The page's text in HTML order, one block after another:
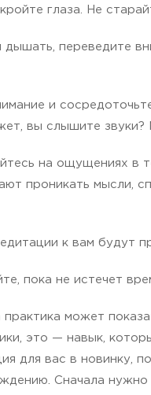
глаза. Не
переведите
и
вы слышите звуки?
на ощущениях в
проникать мысли,
к вам будут
пока не истечет
практика может
это — навык,
для вас в новинку,
Сначала нужно